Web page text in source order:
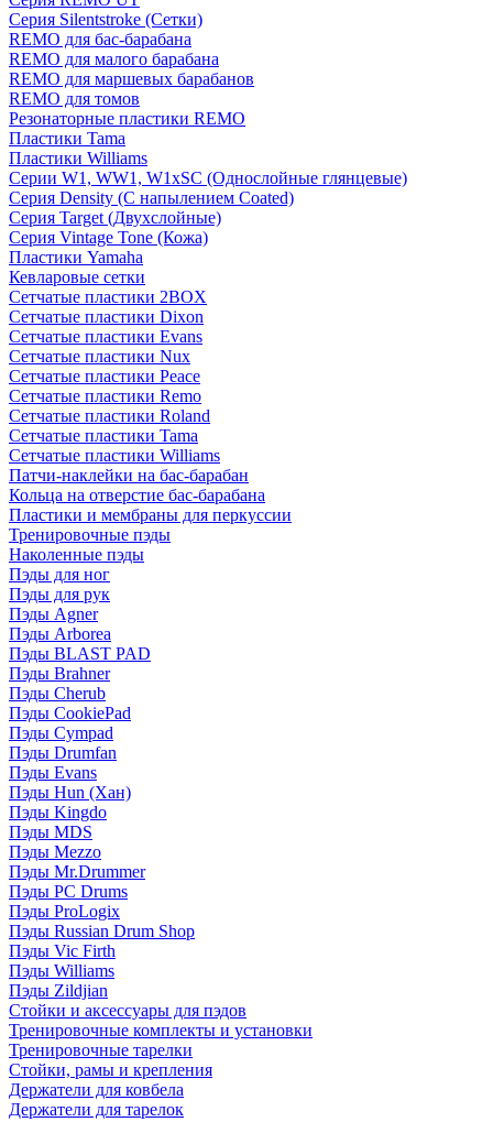
Серия Silentstroke (Сетки)
REMO для бас-барабана
REMO для малого барабана
REMO для маршевых барабанов
REMO для томов
Резонаторные пластики REMO
Пластики Tama
Пластики Williams
Серии W1, WW1, W1xSC (Однослойные глянцевые)
Серия Density (C напылением Coated)
Серия Target (Двухслойные)
Серия Vintage Tone (Кожа)
Пластики Yamaha
Кевларовые сетки
Сетчатые пластики 2BOX
Сетчатые пластики Dixon
Сетчатые пластики Evans
Сетчатые пластики Nux
Сетчатые пластики Peace
Сетчатые пластики Remo
Сетчатые пластики Roland
Сетчатые пластики Tama
Сетчатые пластики Williams
Патчи-наклейки на бас-барабан
Кольца на отверстие бас-барабана
Пластики и мембраны для перкуссии
Тренировочные пэды
Наколенные пэды
Пэды для ног
Пэды для рук
Пэды Agner
Пэды Arborea
Пэды BLAST PAD
Пэды Brahner
Пэды Cherub
Пэды CookiePad
Пэды Cympad
Пэды Drumfan
Пэды Evans
Пэды Hun (Хан)
Пэды Kingdo
Пэды MDS
Пэды Mezzo
Пэды Mr.Drummer
Пэды PC Drums
Пэды ProLogix
Пэды Russian Drum Shop
Пэды Vic Firth
Пэды Williams
Пэды Zildjian
Стойки и аксессуары для пэдов
Тренировочные комплекты и установки
Тренировочные тарелки
Стойки, рамы и крепления
Держатели для ковбела
Держатели для тарелок